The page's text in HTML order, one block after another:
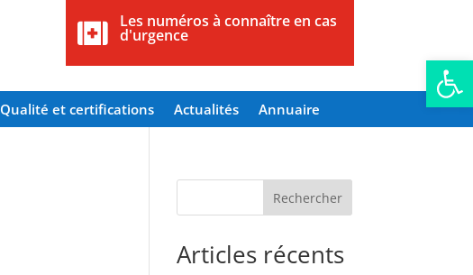
Ouvrir
 Les numéros à connaître en cas
d'urgence
Qualité et certifications Actualités Annuaire
Rechercher
Articles récents